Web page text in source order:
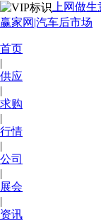
上网做
赢家网|汽车后市场
首页
|
供应
|
求购
|
行情
|
公司
|
展会
|
资讯